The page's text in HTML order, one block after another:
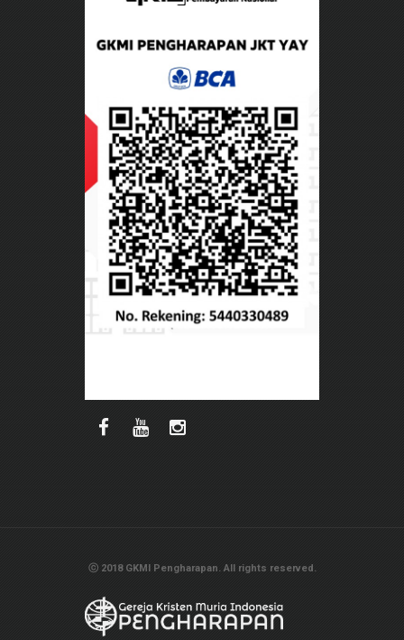
ⓒ 2018 GKMI Pengharapan. All rights reserved.